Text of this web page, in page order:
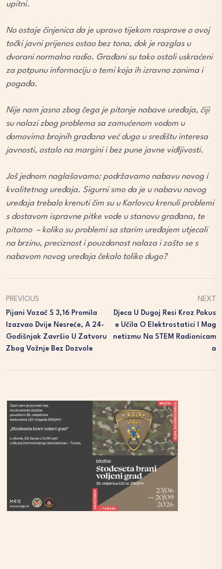
upitni.
No ostaje činjenica da je upravo tijekom rasprave o ovoj
točki javni prijenos ostao bez tona, dok je razglas u
dvorani normalno radio. Građani su tako ostali uskraćeni
za potpunu informaciju o temi koja ih izravno zanima i
pogađa.
Nije nam jasno zbog čega je pitanje nabave uređaja, čiji
su nalazi zbog problema sa zamućenom vodom u
domovima brojnih građana već dugo u središtu interesa
javnosti, ostalo na margini i bez pune javne vidljivosti.
Još jednom naglašavamo: podržavamo nabavu novog i
kvalitetnog uređaja. Sigurni smo da je u nabavu novog
uređaja trebalo krenuti čim su u Karlovcu krenuli problemi
s dostavom ispravne pitke vode u stanovu građana, te
pitamo – koliko su problemi sa starim uređajem utjecali
na brzinu, preciznost i pouzdanost nalaza i zašto se s
nabavom novog uređaja čekalo toliko dugo?
PREVIOUS
Pijani Vozač S 3,16 Promila
Izazvao Dvije Nesreće, A 24-
Godišnjak Završio U Zatvoru
Zbog Vožnje Bez Dozvole
NEXT
Djeca U Dugoj Resi Kroz Pokus
E Učila O Elektrostatici I Mag
Netizmu Na STEM Radionicam
A